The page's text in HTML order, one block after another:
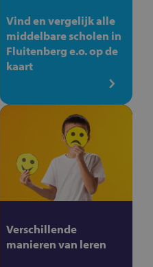
Vind en vergelijk alle
middelbare scholen in
Fluitenberg e.o. op de
kaart
Verschillende
manieren van leren